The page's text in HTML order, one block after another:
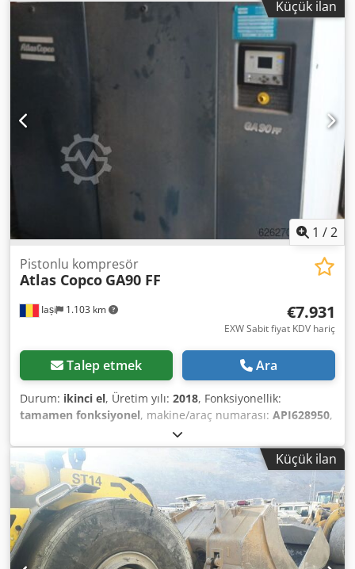
Küçük ilan
1 /2
Iași 1.103 km
Pistonlu kompresör
Atlas Copco GA90 FF
€7.931
EXW Sabit fiyat KDV hariç
Talep etmek Ara
Durum: ikinci el, Üretim yılı: 2018, Fonksiyonellik:
tamamen fonksiyonel, makine/araç numarası: API628950,
Caracteristici tehnice: Specificații de bază Atribut Putere
motor Presiune maximă de operare Debit de aer liber (FAD)
Tip de răcire Nivel de zgomot Tip de antrenare Uscător
integrat Tensiune Dimensiuni (L×l×Î) Greutate Performanțe
și caracteristici Controler Elektronikon® Touch:
Microprocesor avansat pentru monitorizare, control și
acces de la distanță. Ulei sintetic RDX: Lubrifiere cu durată
lungă de viață pentru întreținere redusă. Eficiență
energetică: Putere specifică de până la 18,9 kW/100 CFM,
Küçük ilan